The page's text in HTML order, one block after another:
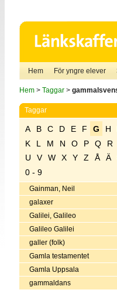
Hem För yngre elever
Hem> Taggar>
Taggar
A B C D E F G H
K
L M N O P Q R
U
V W X Y Z Å Ä
0 - 9
Gainman, Neil
galaxer
Galilei, Galileo
Galileo Galilei
galler (folk)
Gamla testamentet
Gamla Uppsala
gammaldans